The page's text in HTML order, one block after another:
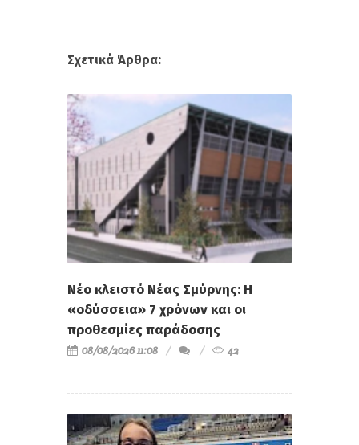
Σχετικά Άρθρα:
Νέο κλειστό Νέας Σμύρνης: Η
«οδύσσεια» 7 χρόνων και οι
προθεσμίες παράδοσης
08/08/2026 11:08 42